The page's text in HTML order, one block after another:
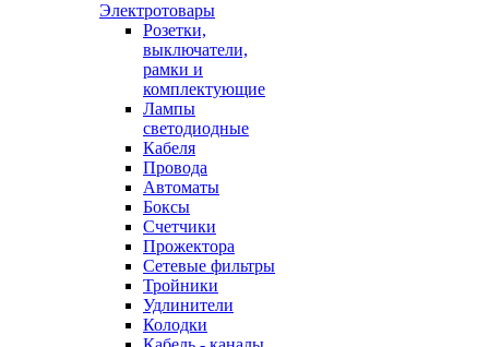
Электротовары
Розетки,
выключатели,
рамки и
комплектующие
Лампы
светодиодные
Кабеля
Провода
Автоматы
Боксы
Счетчики
Прожектора
Сетевые фильтры
Тройники
Удлинители
Колодки